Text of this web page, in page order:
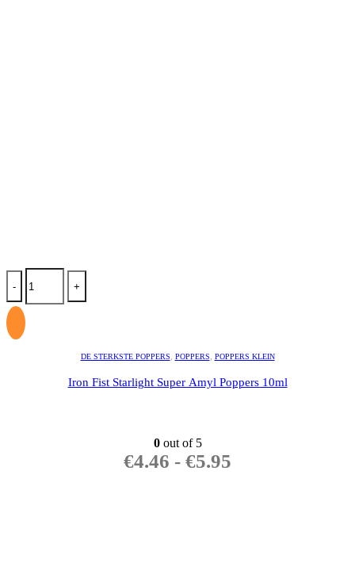
- +
DE STERKSTE POPPERS, POPPERS, POPPERS KLEIN
Iron Fist Starlight Super Amyl Poppers 10ml
0out of 5
€4.46 - €5.95